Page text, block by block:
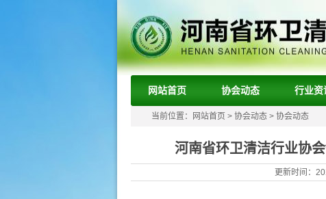
网站首页 协会动态 行业资
当前位置： 网站首页 > 协会动态 > 协会动态
河南省环卫清洁行业协
更新时间：